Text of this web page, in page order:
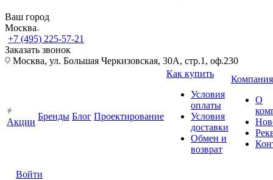
Ваш город
Москва
+7 (495) 225-57-21
Заказать звонок
Москва, ул. Большая Черкизовская, 30А, стр.1, оф.230
Акции
Бренды Блог Проектирование
Как купить
Условия
оплаты
Условия
доставки
Обмен и
возврат
Компания
О
Войти